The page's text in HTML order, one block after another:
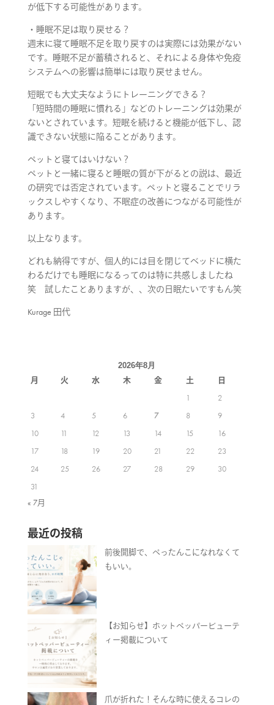
が低下する可能性があります。
・睡眠不足は取り戻せる？
週末に寝て睡眠不足を取り戻すのは実際には効果がない
です。睡眠不足が蓄積されると、それによる身体や免疫
システムへの影響は簡単には取り戻せません。
短眠でも大丈夫なようにトレーニングできる？
「短時間の睡眠に慣れる」などのトレーニングは効果が
ないとされています。短眠を続けると機能が低下し、認
識できない状態に陥ることがあります。
ペットと寝てはいけない？
ペットと一緒に寝ると睡眠の質が下がるとの説は、最近
の研究では否定されています。ペットと寝ることでリラ
ックスしやすくなり、不眠症の改善につながる可能性が
あります。
以上なります。
どれも納得ですが、個人的には目を閉じてベッドに横た
わるだけでも睡眠になるってのは特に共感しましたね
笑 試したことありますが、、次の日眠たいですもん笑
Kurage 田代
2026年8月
月 火 水 木 金 土
日
1
2
3
4 5 6 7 8
9
10
11 12 13 14 15
16
17
18 19 20 21 22
23
24
25 26 27 28 29
30
31
« 7月
最近の投稿
前後開脚で、ぺったんこになれなくて
もいい。
【お知らせ】ホットペッパービューテ
ィー掲載について
爪が折れた！そんな時に使えるコレの